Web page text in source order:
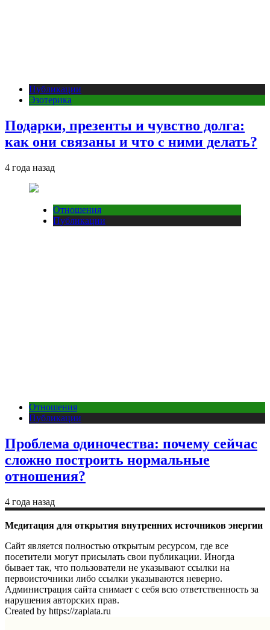
Публикации
Эзотерика
Подарки, презенты и чувство долга:
как они связаны и что с ними делать?
4 года назад
Отношения
Публикации
Отношения
Публикации
Проблема одиночества: почему сейчас
сложно построить нормальные
отношения?
4 года назад
Медитация для открытия внутренних источников энергии
Сайт является полностью открытым ресурсом, где все
посетители могут присылать свои публикации. Иногда
бывает так, что пользователи не указывают ссылки на
первоисточники либо ссылки указываются неверно.
Администрация сайта снимает с себя всю ответственность за
нарушения авторских прав.
Created by https://zaplata.ru